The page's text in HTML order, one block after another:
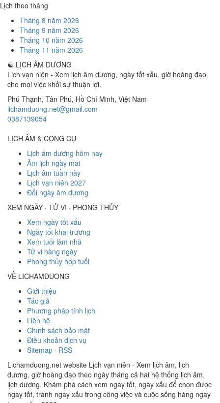
Lịch theo tháng
Tháng 8 năm 2026
Tháng 9 năm 2026
Tháng 10 năm 2026
Tháng 11 năm 2026
☯ LỊCH ÂM DƯƠNG
Lịch vạn niên - Xem lịch âm dương, ngày tốt xấu, giờ hoàng đạo
cho mọi việc khởi sự thuận lợi.
Phú Thạnh, Tân Phú, Hồ Chí Minh, Việt Nam
lichamduong.net@gmail.com
0387139054
LỊCH ÂM & CÔNG CỤ
Lịch âm dương hôm nay
Âm lịch ngày mai
Lịch âm tuần này
Lịch vạn niên 2027
Đổi ngày âm dương
XEM NGÀY · TỬ VI · PHONG THỦY
Xem ngày tốt xấu
Ngày tốt khai trương
Xem tuổi làm nhà
Tử vi hàng ngày
Phong thủy hợp tuổi
VỀ LICHAMDUONG
Giới thiệu
Tác giả
Phương pháp tính lịch
Liên hệ
Chính sách bảo mật
Điều khoản dịch vụ
Sitemap · RSS
Lichamduong.net website Lịch vạn niên - Xem lịch âm, lịch
dương, giờ hoàng đạo theo ngày tháng cả hai hệ thống lịch âm,
lịch dương. Khám phá cách xem ngày tốt, ngày xấu để chọn được
ngày tốt, tránh ngày xấu trong công việc và cuộc sống hàng ngày